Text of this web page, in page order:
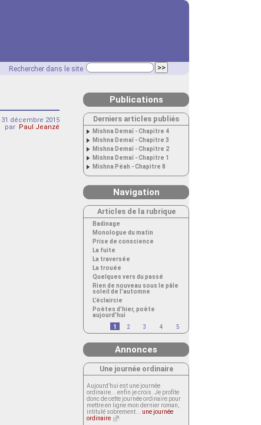
Rechercher dans le site
décembre 2015
par Paul Jeanzé
Publications
Derniers articles publiés
Mishna Demaï - Chapitre 4
Mishna Demaï - Chapitre 3
Mishna Demaï - Chapitre 2
Mishna Demaï - Chapitre 1
Mishna Péah - Chapitre 8
Navigation
Articles de la rubrique
Badinage
Monologue du matin
Prise de conscience
La fuite
La traversée
La trouée
Quelques vers du passé
Rien de nouveau sous le pâle
soleil de l’automne
L’éclaircie
Poètes d’hier, poète
aujourd’hui
1
2 3 4 5
Annonces
Une journée ordinaire
Aujourd’hui est une journée
ordinaire... enfin je crois. Je profite
donc de cette journée ordinaire pour
mettre en ligne mon dernier roman,
intitulé sobrement... une journée
ordinaire